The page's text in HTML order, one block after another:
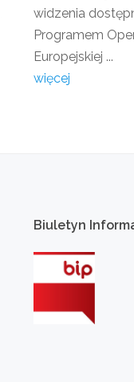
widzenia
Programem
Europejskiej ...
więcej
Biuletyn